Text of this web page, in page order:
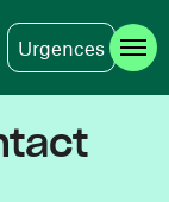
Urgences